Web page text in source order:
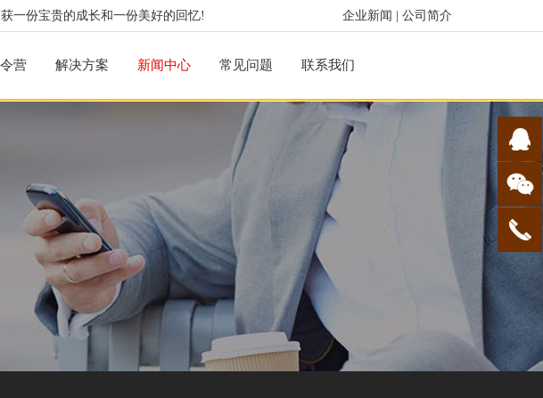
企业新闻 公司简介
一份宝贵的成长和一份美好的回忆!
营 解决方案 新闻中心 常见问题 联系我们